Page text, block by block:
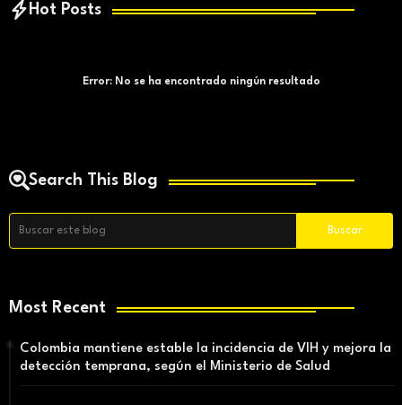
Hot Posts
Error:No se ha encontrado ningún resultado
Search This Blog
Most Recent
Colombia mantiene estable la incidencia de VIH y mejora la
detección temprana, según el Ministerio de Salud